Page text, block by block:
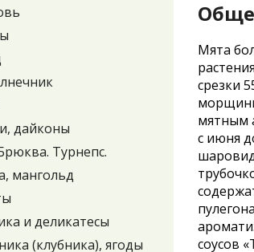
дайконы
Турнепс.
мангольд
и деликатесы
(клубника), ягоды
Мята
срезки
мятным
с июня
соусов